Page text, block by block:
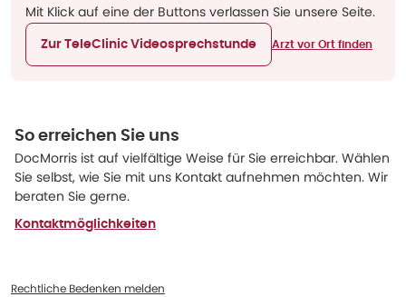
Mit Klick auf eine der Buttons verlassen Sie unsere Seite.
Zur TeleClinic Videosprechstunde Arzt vor Ort finden
So erreichen Sie uns
DocMorris ist auf vielfältige Weise für Sie erreichbar. Wählen
Sie selbst, wie Sie mit uns Kontakt aufnehmen möchten. Wir
beraten Sie gerne.
Kontaktmöglichkeiten
Rechtliche Bedenken melden